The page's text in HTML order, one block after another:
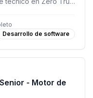
Desarrollo de software
- Motor de